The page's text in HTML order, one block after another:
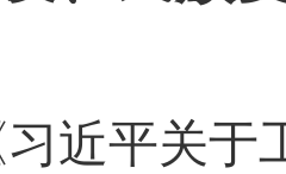
近平关于